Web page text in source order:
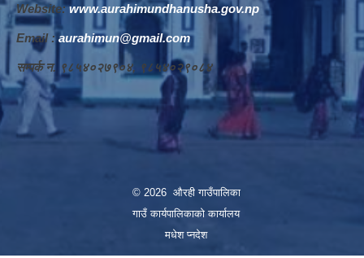
Website:www.aurahimundhanusha.gov.np
Email : aurahimun@gmail.com
सम्पर्क न‌‍. ९८५४०२७९०४, ९८५४०२९०८४
© 2026 औरही गाउँपालिका
गाउँ कार्यपालिकाको कार्यालय
मधेश प्नदेश